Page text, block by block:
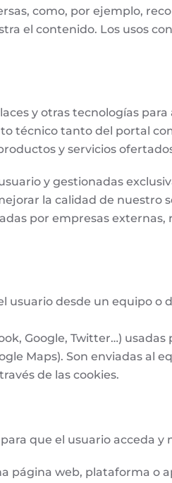
como, por ejemplo,
el contenido. Los usos
y otras tecnologías
técnico tanto del portal
y servicios
y gestionadas
la calidad de nuestro
por empresas
desde un equipo o
Google, Twitter…)
Maps). Son enviadas al
de las cookies.
que el usuario acceda y
página web, plataforma o